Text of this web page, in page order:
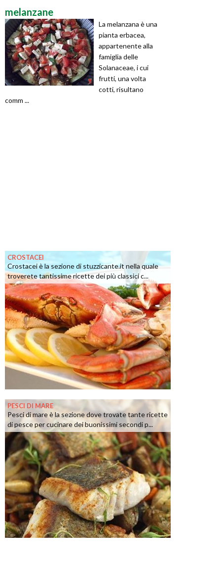
melanzane
La melanzana è una
pianta erbacea,
appartenente alla
famiglia delle
Solanaceae, i cui
frutti, una volta
cotti, risultano
comm ...
CROSTACEI
Crostacei è la sezione di stuzzicante.it nella quale
troverete tantissime ricette dei più classici c...
PESCI DI MARE
Pesci di mare è la sezione dove trovate tante ricette
di pesce per cucinare dei buonissimi secondi p...